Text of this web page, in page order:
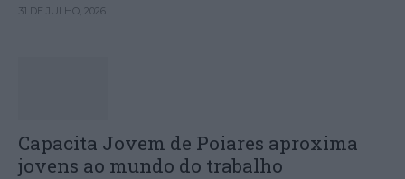
31 DE JULHO, 2026
Capacita Jovem de Poiares aproxima
jovens ao mundo do trabalho